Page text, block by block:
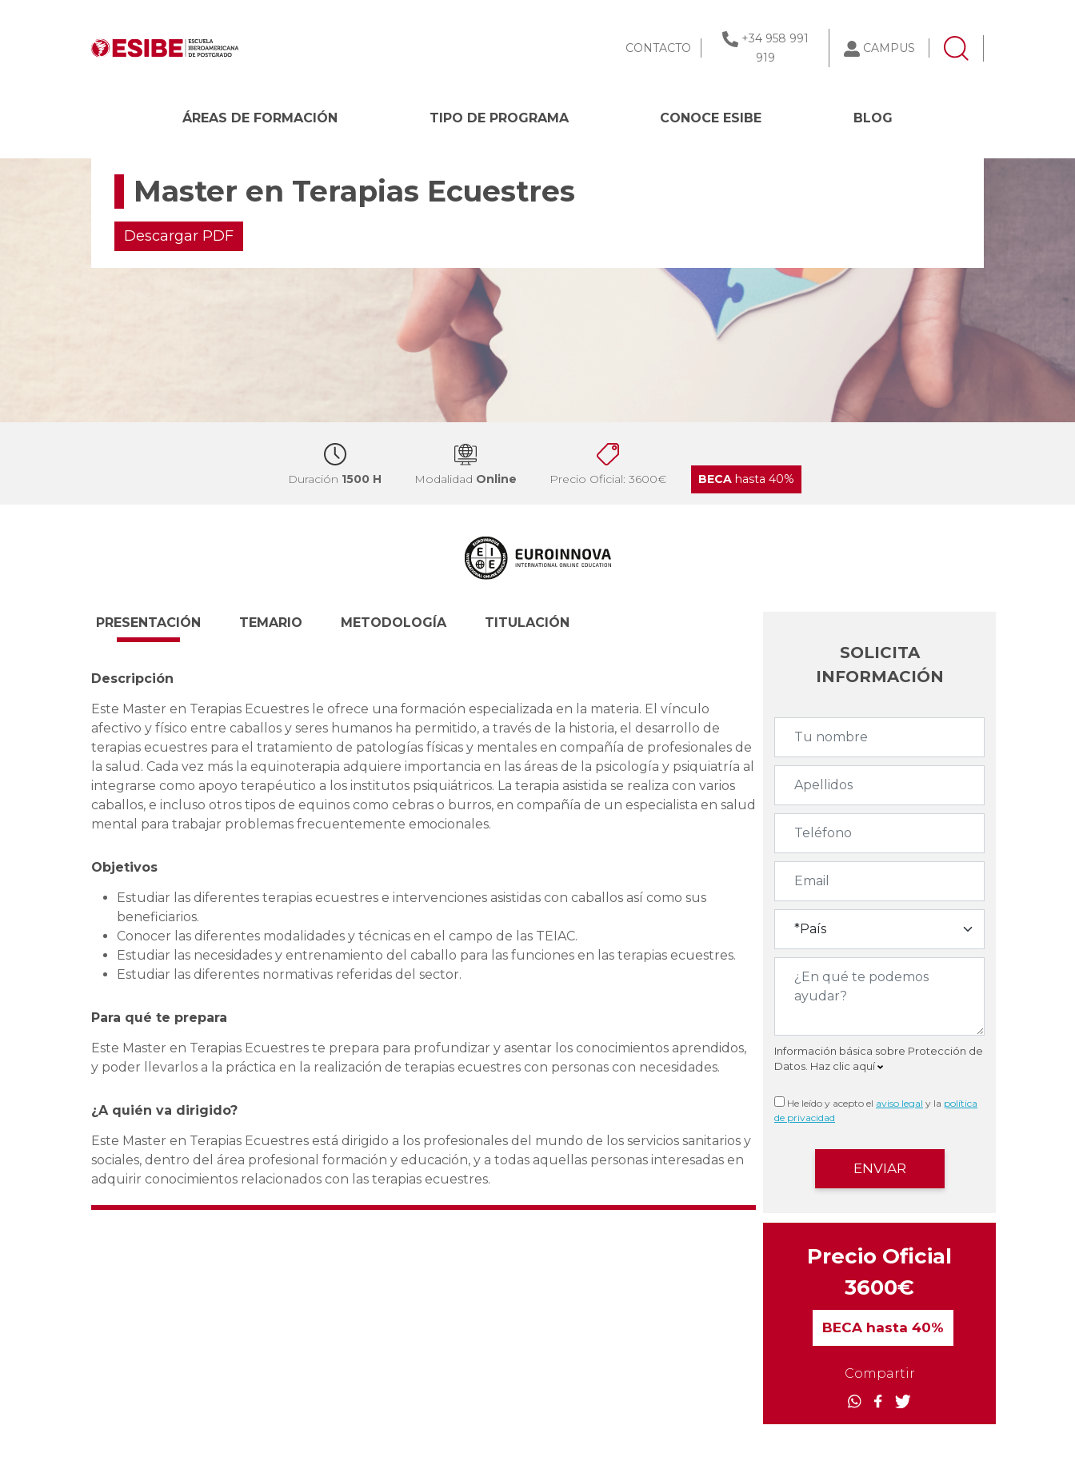
CONTACTO
+34 958 991
919
CAMPUS
ÁREAS DE FORMACIÓN TIPO DE PROGRAMA CONOCE ESIBE BLOG
Master en Terapias Ecuestres
Descargar PDF
Duración 1500 H Modalidad Online Precio Oficial: 3600€ BECA hasta 40%
PRESENTACIÓN
Descripción
Este Master en Terapias Ecuestres le ofrece una formación especializada en la materia. El vínculo
afectivo y físico entre caballos y seres humanos ha permitido, a través de la historia, el desarrollo de
terapias ecuestres para el tratamiento de patologías físicas y mentales en compañía de profesionales de
la salud. Cada vez más la equinoterapia adquiere importancia en las áreas de la psicología y psiquiatría al
integrarse como apoyo terapéutico a los institutos psiquiátricos. La terapia asistida se realiza con varios
caballos, e incluso otros tipos de equinos como cebras o burros, en compañía de un especialista en salud
mental para trabajar problemas frecuentemente emocionales.
Objetivos
Estudiar las diferentes terapias ecuestres e intervenciones asistidas con caballos así como sus
beneficiarios.
Conocer las diferentes modalidades y técnicas en el campo de las TEIAC.
Estudiar las necesidades y entrenamiento del caballo para las funciones en las terapias ecuestres.
Estudiar las diferentes normativas referidas del sector.
Para qué te prepara
Este Master en Terapias Ecuestres te prepara para profundizar y asentar los conocimientos aprendidos,
y poder llevarlos a la práctica en la realización de terapias ecuestres con personas con necesidades.
¿A quién va dirigido?
Este Master en Terapias Ecuestres está dirigido a los profesionales del mundo de los servicios sanitarios y
sociales, dentro del área profesional formación y educación, y a todas aquellas personas interesadas en
adquirir conocimientos relacionados con las terapias ecuestres.
TEMARIO METODOLOGÍA TITULACIÓN
SOLICITA
INFORMACIÓN
Información básica sobre Protección de
Datos. Haz clic aquí
He leído y acepto el aviso legal y la política
de privacidad
Precio Oficial
3600€
BECAhasta 40%
Compartir